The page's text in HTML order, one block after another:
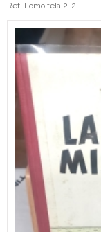
Ref. Lomo tela 2-2